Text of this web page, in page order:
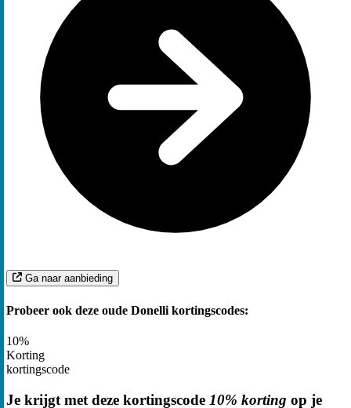
Ga naar aanbieding
Probeer ook deze oude Donelli kortingscodes:
10%
Korting
kortingscode
Je krijgt met deze kortingscode 10% korting op je